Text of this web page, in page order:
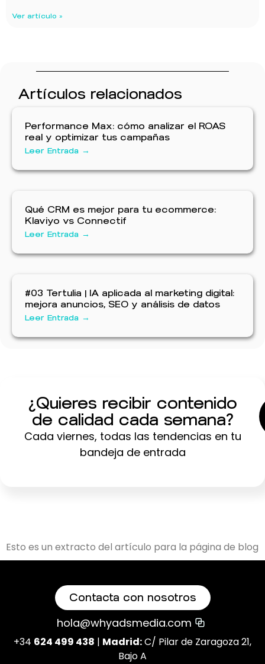
Ver artículo »
Artículos relacionados
Performance Max: cómo analizar el ROAS
real y optimizar tus campañas
Leer Entrada →
Qué CRM es mejor para tu ecommerce:
Klaviyo vs Connectif
Leer Entrada →
#03 Tertulia | IA aplicada al marketing digital:
mejora anuncios, SEO y análisis de datos
Leer Entrada →
¿Quieres recibir contenido
de calidad cada semana?
Cada viernes, todas las tendencias en tu
bandeja de entrada
Esto es un extracto del artículo para la página de blog
Contacta con nosotros
hola@whyadsmedia.com
+34 624 499 438 | Madrid:C/ Pilar de Zaragoza 21,
Bajo A